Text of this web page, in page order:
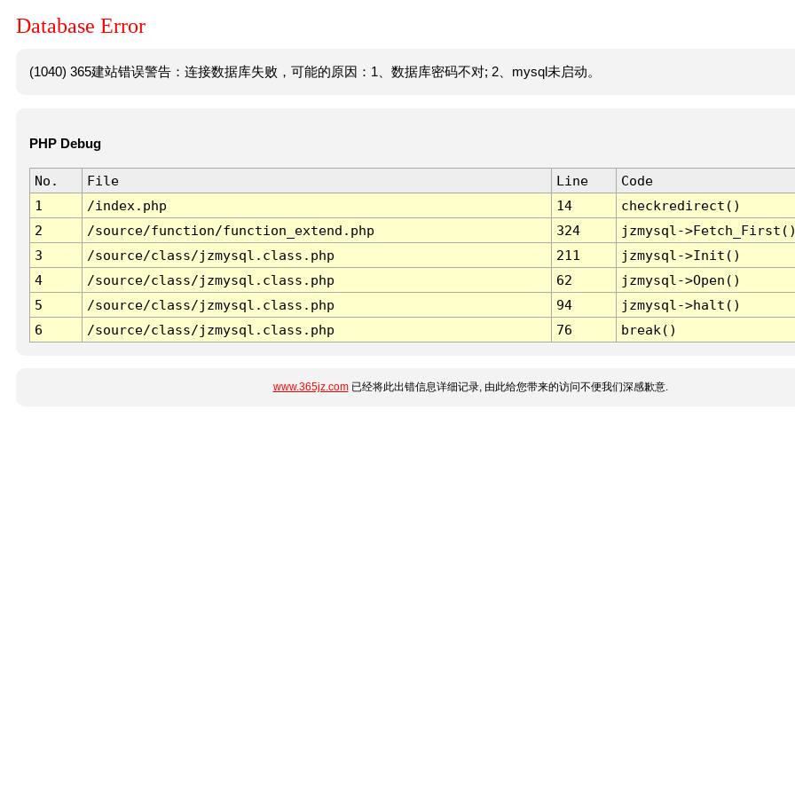
Database Error
(1040) 365建站错误警告：连接数据库失败，可能的原因：1、数据库密码不对; 2、mysql未启动。
PHP Debug
No. File Line
Code
1
/index.php 14
checkredirect()
2
/source/function/function_extend.php 324
jzmysql-
3
/source/class/jzmysql.class.php 211
jzmysql->Init()
4
/source/class/jzmysql.class.php 62
jzmysql->Open()
5
/source/class/jzmysql.class.php 94
jzmysql->halt()
6
/source/class/jzmysql.class.php 76 break()
www.365jz.com已经将此出错信息详细记录, 由此给您带来的访问不便我们深感歉意.